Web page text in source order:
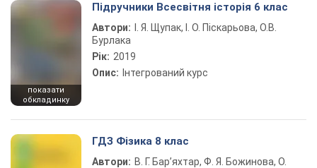
показати
обкладинку
Підручники Всесвітня історія 6 клас
Автори:
І. Я. Щупак, І. О. Піскарьова, О.В.
Бурлака
Рік: 2019
Опис: Інтегрований курс
ГДЗ Фізика 8 клас
Автори: В. Г. Бар’яхтар, Ф. Я. Божинова, О.